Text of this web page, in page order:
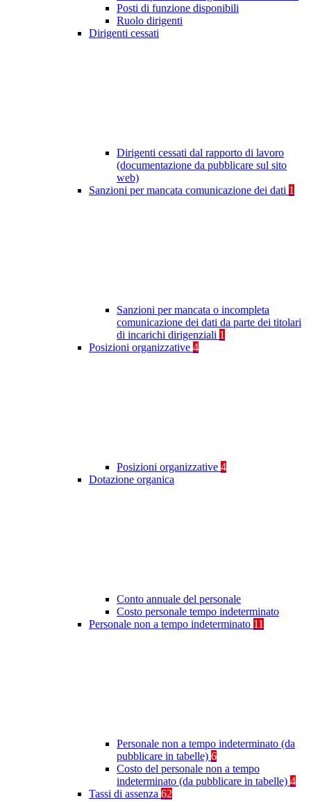
Posti di funzione disponibili
Ruolo dirigenti
Dirigenti cessati
Dirigenti cessati dal rapporto di lavoro
(documentazione da pubblicare sul sito
web)
Sanzioni per mancata comunicazione dei dati 1
Sanzioni per mancata o incompleta
comunicazione dei dati da parte dei titolari
di incarichi dirigenziali 1
Posizioni organizzative 4
Posizioni organizzative 4
Dotazione organica
Conto annuale del personale
Costo personale tempo indeterminato
Personale non a tempo indeterminato 11
Personale non a tempo indeterminato (da
pubblicare in tabelle) 6
Costo del personale non a tempo
indeterminato (da pubblicare in tabelle) 4
Tassi di assenza 62